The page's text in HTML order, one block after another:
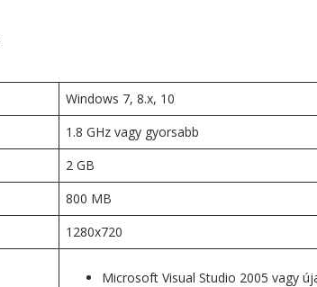
Windows 7, 8.x, 10
1.8 GHz vagy gyorsabb
2 GB
800 MB
1280x720
Microsoft Visual Studio 2005 vagy